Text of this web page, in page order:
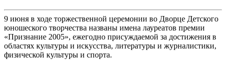
9 июня в ходе торжественной церемонии во Дворце Детского
юношеского творчества названы имена лауреатов премии
«Признание 2005», ежегодно присуждаемой за достижения в
областях культуры и искусства, литературы и журналистики,
физической культуры и спорта.